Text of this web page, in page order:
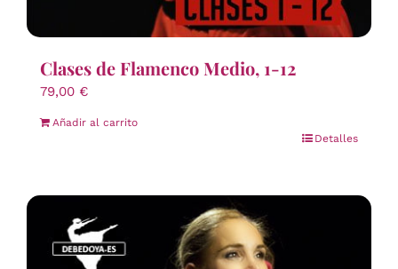
Clases de Flamenco Medio, 1-12
79,00 €
Añadir al carrito
Detalles